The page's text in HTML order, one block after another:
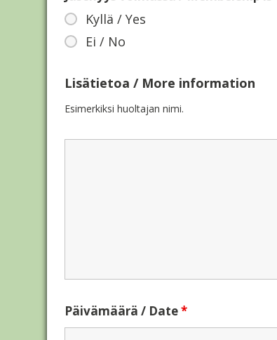
Kyllä / Yes
Ei / No
Lisätietoa / More information
Esimerkiksi huoltajan nimi.
Päivämäärä / Date*